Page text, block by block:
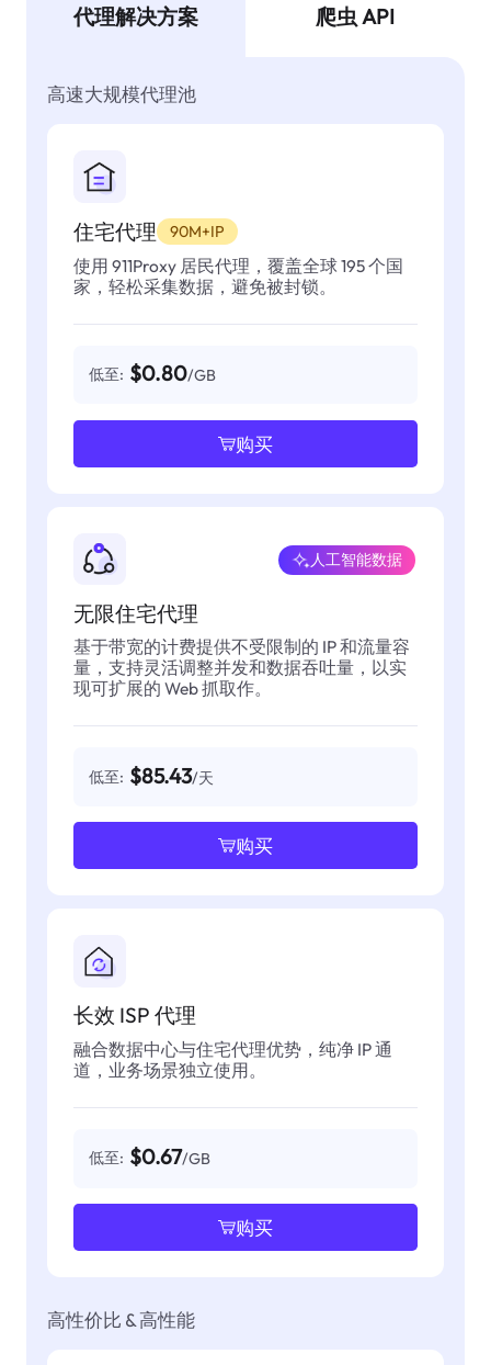
代理解决方案 爬虫 API
高速大规模代理池
住宅代理 90M+IP
使用 911Proxy 居民代理，覆盖全球 195 个国
家，轻松采集数据，避免被封锁。
低至: $0.80/GB
购买
无限住宅代理
人工智能数据
基于带宽的计费提供不受限制的 IP 和流量容
量，支持灵活调整并发和数据吞吐量，以实
现可扩展的 Web 抓取作。
低至: $85.43/天
购买
长效 ISP 代理
融合数据中心与住宅代理优势，纯净 IP 通
道，业务场景独立使用。
低至: $0.67/GB
购买
高性价比 & 高性能